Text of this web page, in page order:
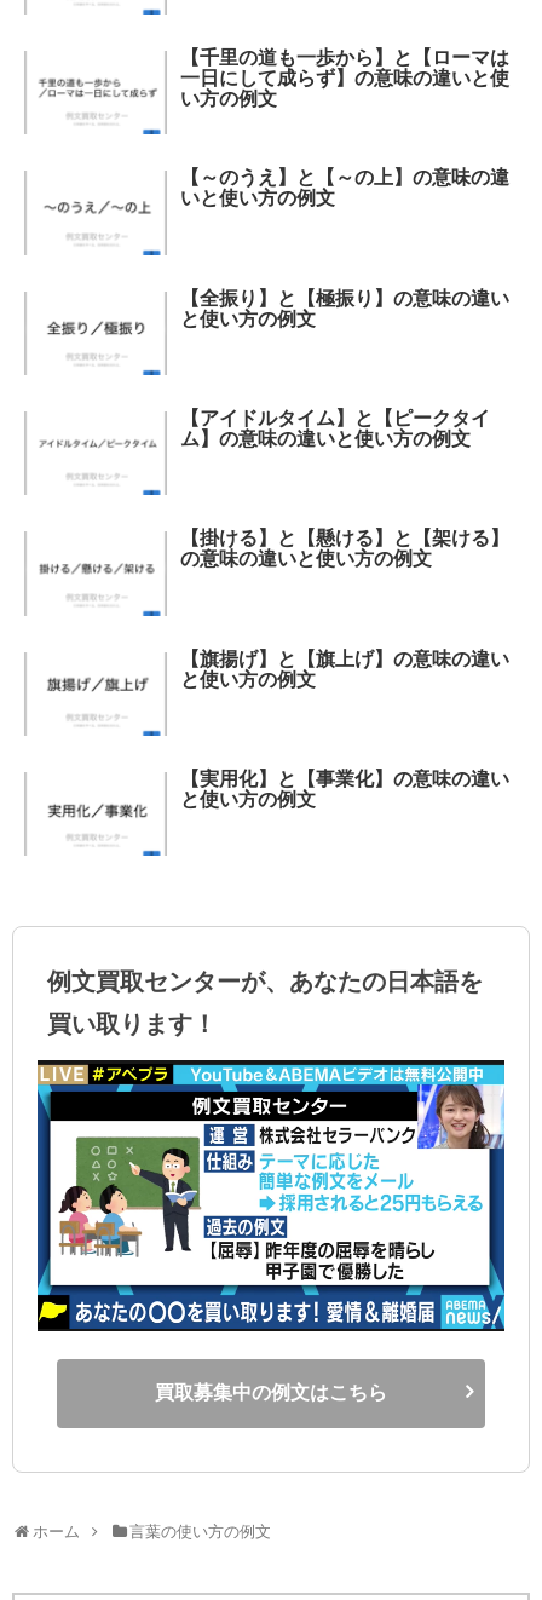
【千里の道も一歩から】と【ローマは
一日にして成らず】の意味の違いと使
い方の例文
【～のうえ】と【～の上】の意味の違
いと使い方の例文
【全振り】と【極振り】の意味の違い
と使い方の例文
【アイドルタイム】と【ピークタイ
ム】の意味の違いと使い方の例文
【掛ける】と【懸ける】と【架ける】
の意味の違いと使い方の例文
【旗揚げ】と【旗上げ】の意味の違い
と使い方の例文
【実用化】と【事業化】の意味の違い
と使い方の例文
例文買取センターが、あなたの日本語を
買い取ります！
買取募集中の例文はこちら
ホーム 言葉の使い方の例文